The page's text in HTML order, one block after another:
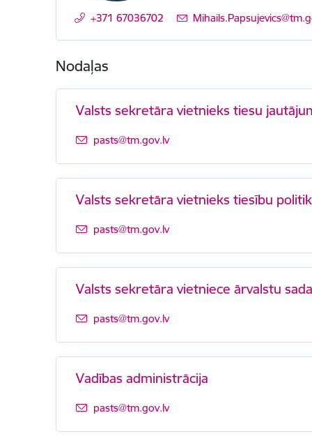
+371 67036702 E-pasts:
Nodaļas
Valsts sekretāra vietnieks tiesu
E-pasts:
pasts@tm.gov.lv
Valsts sekretāra vietnieks tiesību
E-pasts:
pasts@tm.gov.lv
Valsts sekretāra vietniece ārvalstu
E-pasts:
pasts@tm.gov.lv
Vadības administrācija
E-pasts:
pasts@tm.gov.lv